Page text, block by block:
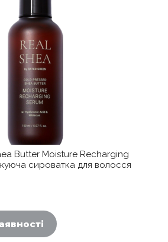
Butter Moisture Recharging
сироватка для волосся